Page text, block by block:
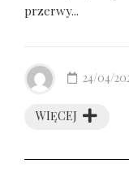
przerwy...
WIĘCEJ
24/04/